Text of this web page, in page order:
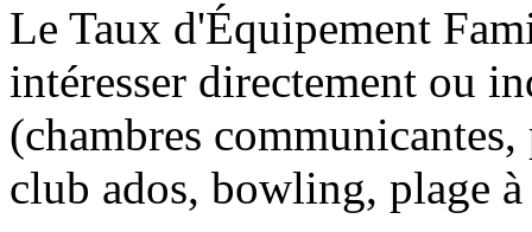
Le Taux d'Équipement
intéresser directement ou
(chambres
club ados, bowling, plage